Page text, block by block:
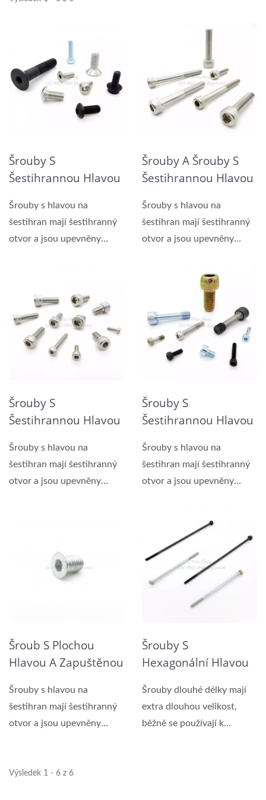
Šrouby S
Šestihrannou Hlavou
Šrouby S Plochou
Hlavou
Šrouby s hlavou na
šestihran mají šestihranný
otvor a jsou upevněny
Šrouby A Šrouby S
Šestihrannou Hlavou
Šrouby s hlavou na
šestihran mají šestihranný
otvor a jsou upevněny
Šrouby S
Šestihrannou Hlavou
Šrouby s hlavou na
šestihran mají šestihranný
otvor a jsou upevněny
Šrouby S
Šestihrannou Hlavou
Vroubkováním Na
Rameni
Šrouby s hlavou na
šestihran mají šestihranný
otvor a jsou upevněny
Šroub S Plochou
Hlavou A Zapuštěnou
DIN 7991
Šrouby s hlavou na
šestihran mají šestihranný
otvor a jsou upevněny
Šrouby S
Hexagonální Hlavou
Délkou
Šrouby dlouhé délky mají
extra dlouhou velikost,
běžně se používají k
Výsledek 1 - 6 z 6